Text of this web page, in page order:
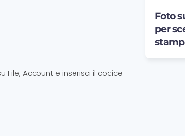
File, Account e inserisci il codice
Foto
per